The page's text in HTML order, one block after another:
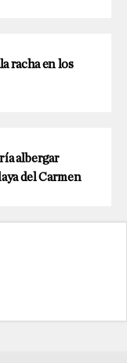
racha en los
albergar
del Carmen